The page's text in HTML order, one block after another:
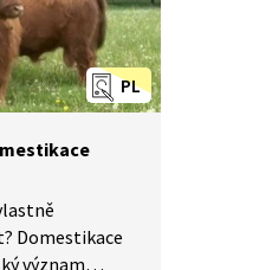
PL
Domestikace
význam